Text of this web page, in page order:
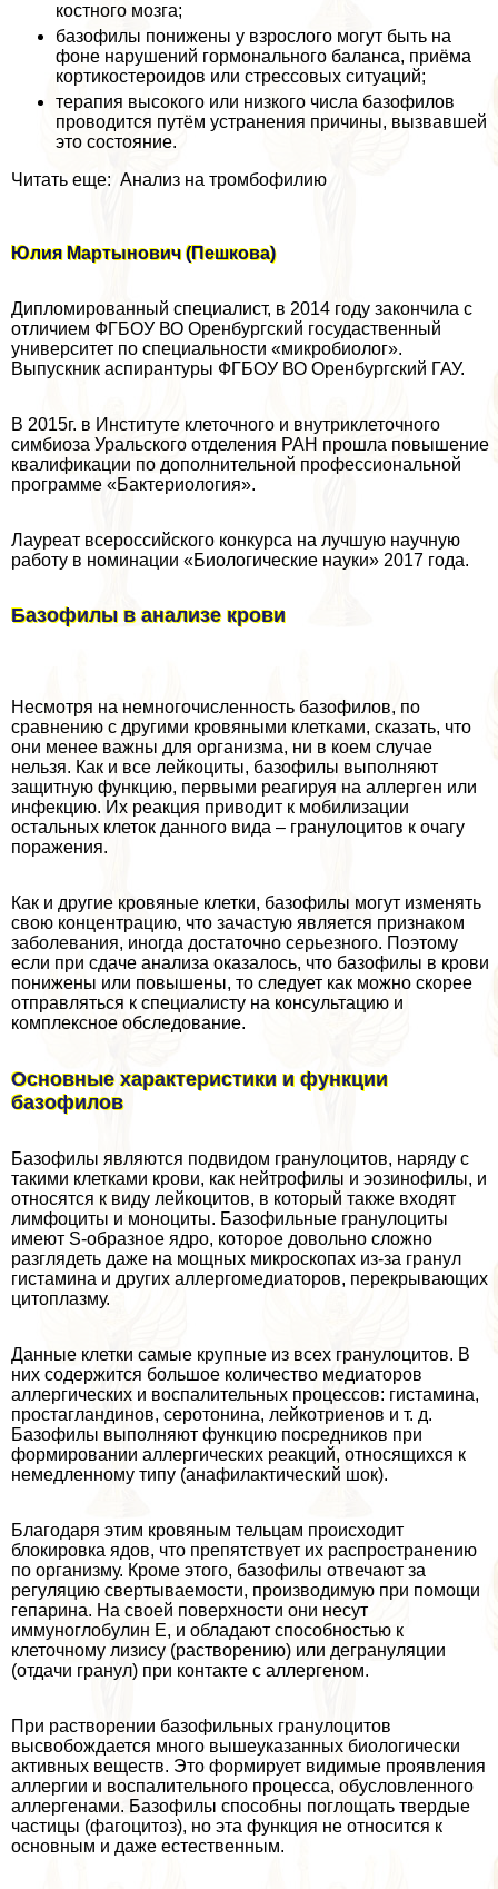
костного мозга;
базофилы понижены у взрослого могут быть на
фоне нарушений гормонального баланса, приёма
кортикостероидов или стрессовых ситуаций;
терапия высокого или низкого числа базофилов
проводится путём устранения причины, вызвавшей
это состояние.
Читать еще: Анализ на тромбофилию
Юлия Мартынович (Пешкова)
Дипломированный специалист, в 2014 году закончила с
отличием ФГБОУ ВО Оренбургский госудаственный
университет по специальности «микробиолог».
Выпускник аспирантуры ФГБОУ ВО Оренбургский ГАУ.
В 2015г. в Институте клеточного и внутриклеточного
симбиоза Уральского отделения РАН прошла повышение
квалификации по дополнительной профессиональной
программе «Бактериология».
Лауреат всероссийского конкурса на лучшую научную
работу в номинации «Биологические науки» 2017 года.
Базофилы в анализе крови
Несмотря на немногочисленность базофилов, по
сравнению с другими кровяными клетками, сказать, что
они менее важны для организма, ни в коем случае
нельзя. Как и все лейкоциты, базофилы выполняют
защитную функцию, первыми реагируя на аллерген или
инфекцию. Их реакция приводит к мобилизации
остальных клеток данного вида – гранулоцитов к очагу
поражения.
Как и другие кровяные клетки, базофилы могут изменять
свою концентрацию, что зачастую является признаком
заболевания, иногда достаточно серьезного. Поэтому
если при сдаче анализа оказалось, что базофилы в крови
понижены или повышены, то следует как можно скорее
отправляться к специалисту на консультацию и
комплексное обследование.
Основные хаpaктеристики и функции
базофилов
Базофилы являются подвидом гранулоцитов, наряду с
такими клетками крови, как нейтрофилы и эозинофилы, и
относятся к виду лейкоцитов, в который также входят
лимфоциты и моноциты. Базофильные гранулоциты
имеют S-образное ядро, которое довольно сложно
разглядеть даже на мощных микроскопах из-за гранул
гистамина и других аллергомедиаторов, перекрывающих
цитоплазму.
Данные клетки самые крупные из всех гранулоцитов. В
них содержится большое количество медиаторов
аллергических и воспалительных процессов: гистамина,
простагландинов, серотонина, лейкотриенов и т. д.
Базофилы выполняют функцию посредников при
формировании аллергических реакций, относящихся к
немедленному типу (анафилактический шок).
Благодаря этим кровяным тельцам происходит
блокировка ядов, что препятствует их распространению
по организму. Кроме этого, базофилы отвечают за
регуляцию свертываемости, производимую при помощи
гепарина. На своей поверхности они несут
иммуноглобулин Е, и обладают способностью к
клеточному лизису (растворению) или дегрануляции
(отдачи гранул) при контакте с аллергеном.
При растворении базофильных гранулоцитов
высвобождается много вышеуказанных биологически
активных веществ. Это формирует видимые проявления
аллергии и воспалительного процесса, обусловленного
аллергенами. Базофилы способны поглощать твердые
частицы (фагоцитоз), но эта функция не относится к
основным и даже естественным.